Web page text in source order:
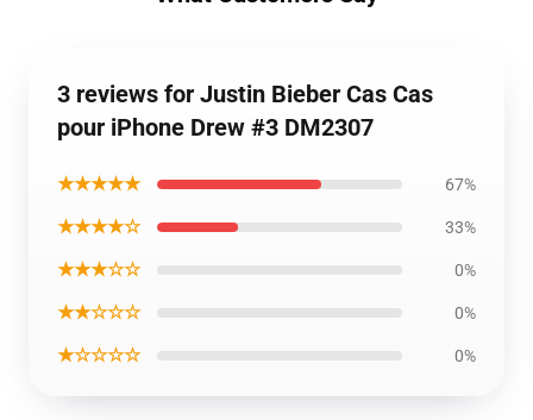
3 reviews for Justin Bieber Cas Cas
pour iPhone Drew #3 DM2307
★★★★★ 67%
★★★★☆ 33%
★★★☆☆ 0%
★★☆☆☆ 0%
★☆☆☆☆ 0%